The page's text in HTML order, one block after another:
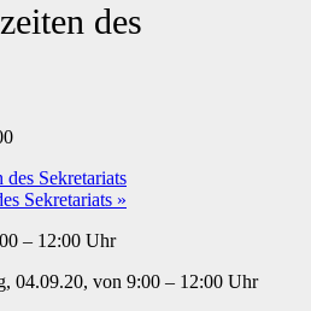
des
Sekretariats
Sekretariats »
– 12:00 Uhr
04.09.20, von 9:00 – 12:00 Uhr